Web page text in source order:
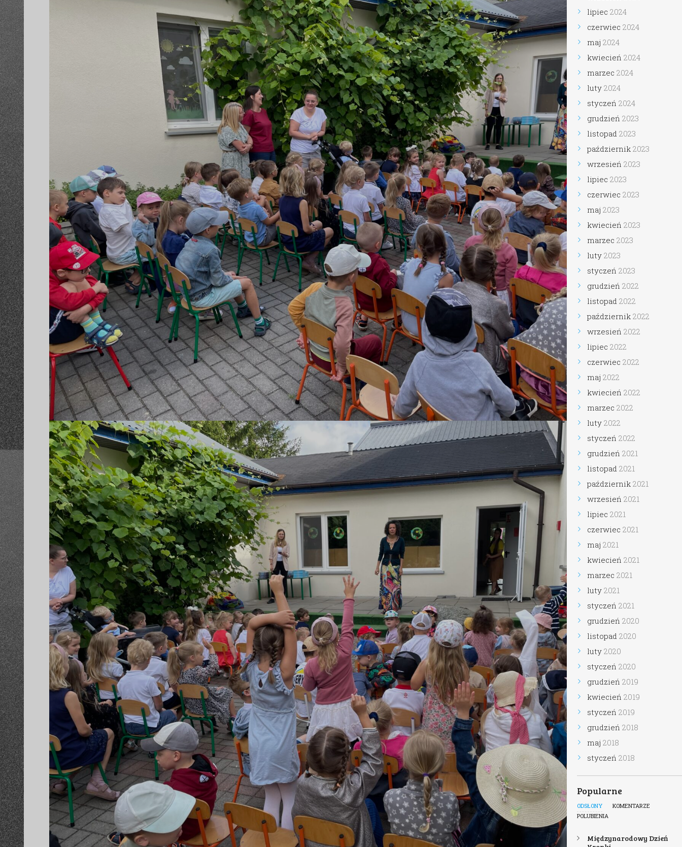
lipiec2024
czerwiec2024
maj2024
kwiecień2024
marzec2024
luty2024
styczeń2024
grudzień2023
listopad2023
październik2023
wrzesień2023
lipiec2023
czerwiec2023
maj2023
kwiecień2023
marzec2023
luty2023
styczeń2023
grudzień2022
listopad2022
październik2022
wrzesień2022
lipiec2022
czerwiec2022
maj2022
kwiecień2022
marzec2022
luty2022
styczeń2022
grudzień2021
listopad2021
październik2021
wrzesień2021
lipiec2021
czerwiec2021
maj2021
kwiecień2021
marzec2021
luty2021
styczeń2021
grudzień2020
listopad2020
luty2020
styczeń2020
grudzień2019
kwiecień2019
styczeń2019
grudzień2018
maj2018
styczeń2018
Popularne
ODSŁONY
KOMENTARZE
POLUBIENIA
Międzynarodowy Dzień